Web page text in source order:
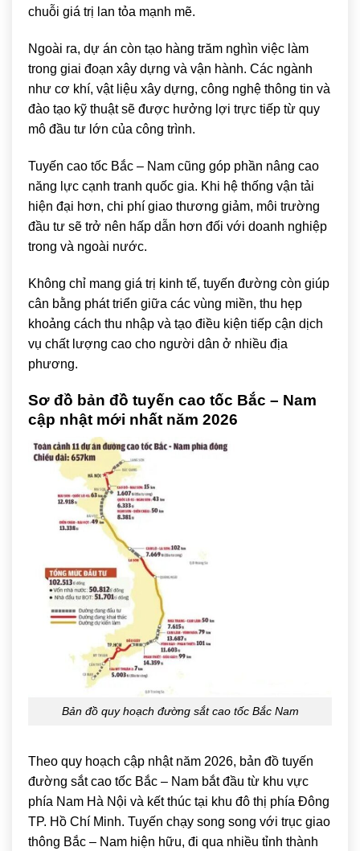
chuỗi giá trị lan tỏa mạnh mẽ.
Ngoài ra, dự án còn tạo hàng trăm nghìn việc làm
trong giai đoạn xây dựng và vận hành. Các ngành
như cơ khí, vật liệu xây dựng, công nghệ thông tin và
đào tạo kỹ thuật sẽ được hưởng lợi trực tiếp từ quy
mô đầu tư lớn của công trình.
Tuyến cao tốc Bắc – Nam cũng góp phần nâng cao
năng lực cạnh tranh quốc gia. Khi hệ thống vận tải
hiện đại hơn, chi phí giao thương giảm, môi trường
đầu tư sẽ trở nên hấp dẫn hơn đối với doanh nghiệp
trong và ngoài nước.
Không chỉ mang giá trị kinh tế, tuyến đường còn giúp
cân bằng phát triển giữa các vùng miền, thu hẹp
khoảng cách thu nhập và tạo điều kiện tiếp cận dịch
vụ chất lượng cao cho người dân ở nhiều địa
phương.
Sơ đồ bản đồ tuyến cao tốc Bắc – Nam
cập nhật mới nhất năm 2026
Bản đồ quy hoạch đường sắt cao tốc Bắc Nam
Theo quy hoạch cập nhật năm 2026, bản đồ tuyến
đường sắt cao tốc Bắc – Nam bắt đầu từ khu vực
phía Nam Hà Nội và kết thúc tại khu đô thị phía Đông
TP. Hồ Chí Minh. Tuyến chạy song song với trục giao
thông Bắc – Nam hiện hữu, đi qua nhiều tỉnh thành